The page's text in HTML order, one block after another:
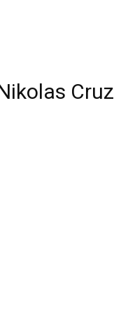
Cruz